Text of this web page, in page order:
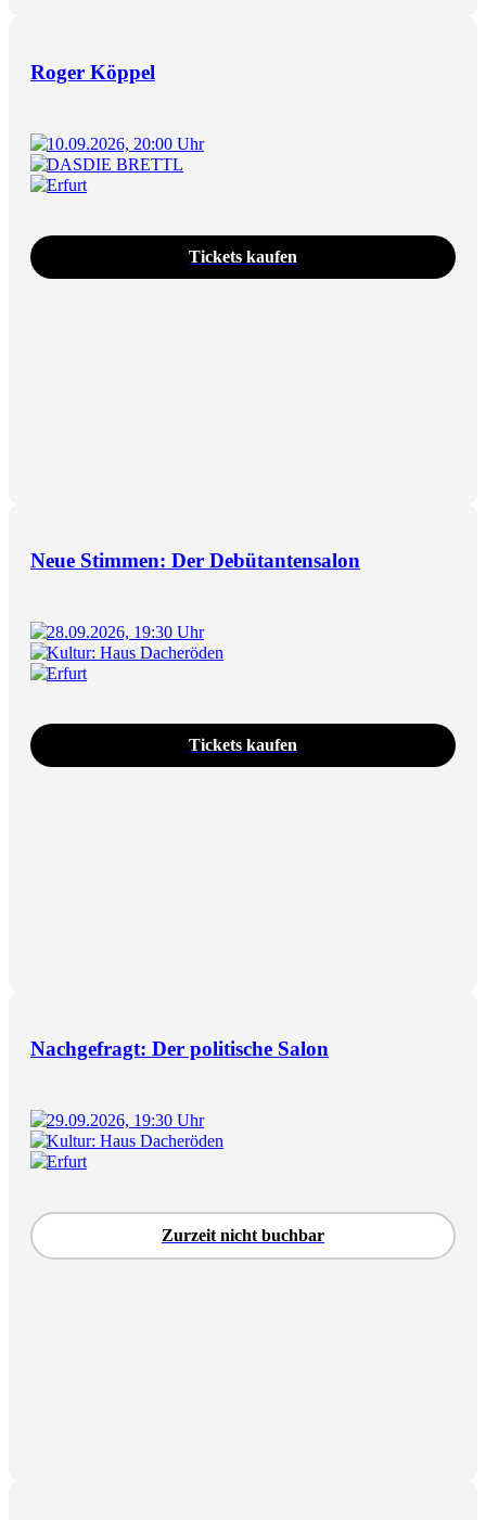
Roger Köppel
10.09.2026, 20:00 Uhr
DASDIE BRETTL
Erfurt
Tickets kaufen
Neue Stimmen: Der Debütantensalon
28.09.2026, 19:30 Uhr
Kultur: Haus Dacheröden
Erfurt
Tickets kaufen
Nachgefragt: Der politische Salon
29.09.2026, 19:30 Uhr
Kultur: Haus Dacheröden
Erfurt
Zurzeit nicht buchbar